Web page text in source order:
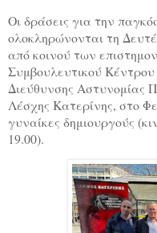
Οι δράσεις για την
ολοκληρώνονται τη
από κοινού των
Συμβουλευτικού
Διεύθυνσης Αστυνομίας
Λέσχης Κατερίνης, στο
γυναίκες δημιουργούς
19.00).